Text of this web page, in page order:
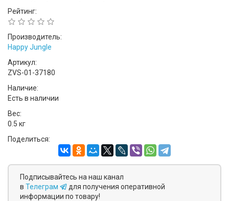
Рейтинг:
Производитель:
Happy Jungle
Артикул:
ZVS-01-37180
Наличие:
Есть в наличии
Вес:
0.5 кг
Поделиться:
Подписывайтесь на наш канал
в Телеграм
для получения оперативной
информации по товару!